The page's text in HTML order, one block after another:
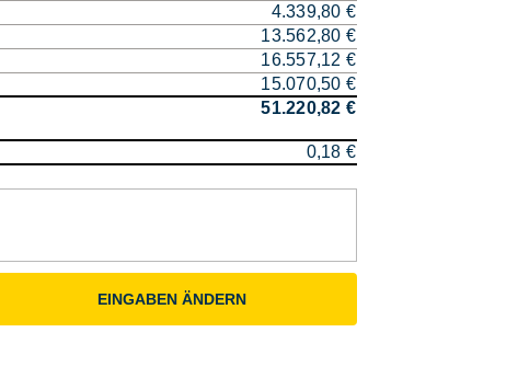
4.339,80 €
13.562,80 €
16.557,12 €
15.070,50 €
51.220,82 €
0,18 €
EINGABEN ÄNDERN